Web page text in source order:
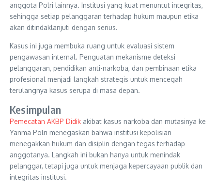
anggota Polri lainnya. Institusi yang kuat menuntut integritas,
sehingga setiap pelanggaran terhadap hukum maupun etika
akan ditindaklanjuti dengan serius.
Kasus ini juga membuka ruang untuk evaluasi sistem
pengawasan internal. Penguatan mekanisme deteksi
pelanggaran, pendidikan anti-narkoba, dan pembinaan etika
profesional menjadi langkah strategis untuk mencegah
terulangnya kasus serupa di masa depan.
Kesimpulan
Pemecatan AKBP Didik akibat kasus narkoba dan mutasinya ke
Yanma Polri menegaskan bahwa institusi kepolisian
menegakkan hukum dan disiplin dengan tegas terhadap
anggotanya. Langkah ini bukan hanya untuk menindak
pelanggar, tetapi juga untuk menjaga kepercayaan publik dan
integritas institusi.